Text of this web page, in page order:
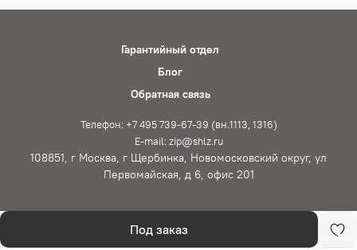
Под заказ
Гарантийный отдел
Блог
Обратная связь
Телефон: +7 495 739-67-39 (вн.1113, 1316)
E-mail: zip@shlz.ru
108851, г Москва, г Щербинка, Новомосковский округ, ул
Первомайская, д 6, офис 201